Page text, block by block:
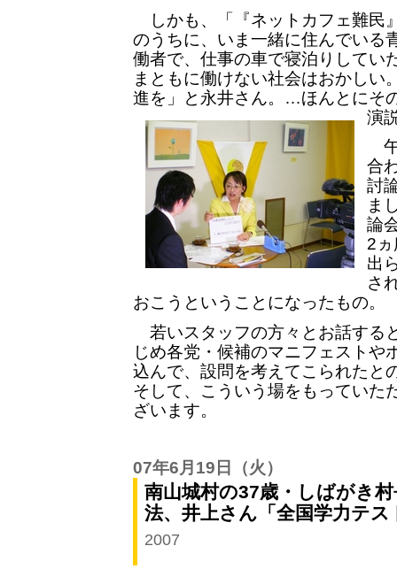
しかも、「『ネットカフェ難民
のうちに、いま一緒に住んでい
働者で、仕事の車で寝泊りしてい
まともに働けない社会はおかしい
進を」と永井さん。…ほんとにそ
演
午
合
討
ま
論
2
出
さ
おこうということになったもの。
若いスタッフの方々とお話する
じめ各党・候補のマニフェストや
込んで、設問を考えてこられた
そして、こういう場をもっていた
ざいます。
07年6月19日 （火）
南山城村の37歳・しばがき
法、井上さん「全国学力テ
2007